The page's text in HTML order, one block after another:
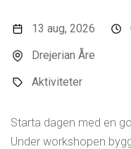
13 aug, 2026
Drejerian Åre
Aktiviteter
Starta dagen med en
Under workshopen